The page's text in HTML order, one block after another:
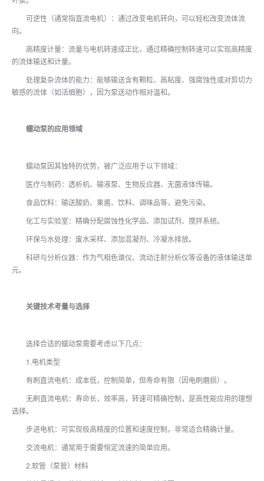
可逆性（通常指直流电机）：通过改变电机转向，可以轻松改变流体流
向。
高精度计量：流量与电机转速成正比，通过精确控制转速可以实现高精度
的流体输送和计量。
处理复杂流体的能力：能够输送含有颗粒、高粘度、强腐蚀性或对剪切力
敏感的流体（如活细胞），因为泵送动作相对温和。
蠕动泵的应用领域
蠕动泵因其独特的优势，被广泛应用于以下领域：
医疗与制药：透析机、输液泵、生物反应器、无菌液体传输。
食品饮料：输送酸奶、果酱、饮料、调味品等，避免污染。
化工与实验室：精确分配腐蚀性化学品、添加试剂、搅拌系统。
环保与水处理：废水采样、添加混凝剂、冷凝水排放。
科研与分析仪器：作为气相色谱仪、流动注射分析仪等设备的液体输送单
元。
关键技术考量与选择
选择合适的蠕动泵需要考虑以下几点：
1.电机类型
有刷直流电机：成本低，控制简单，但寿命有限（因电刷磨损）。
无刷直流电机：寿命长，效率高，转速可精确控制，是高性能应用的理想
选择。
步进电机：可实现极高精度的位置和速度控制，非常适合精确计量。
交流电机：通常用于需要恒定流速的简单应用。
2.软管（泵管）材料